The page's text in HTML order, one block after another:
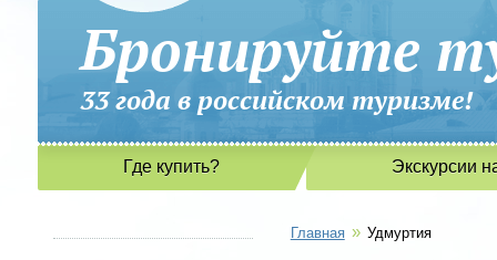
Бронируйте
33 года в российском
Где купить? Экскурсии
Главная » Удмуртия